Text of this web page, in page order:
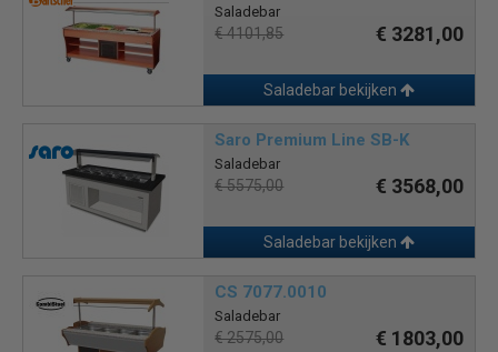
Saladebar
€ 4101,85 € 3281,00
Saladebar bekijken
Saro Premium Line SB-K
Saladebar
€ 5575,00 € 3568,00
Saladebar bekijken
CS 7077.0010
Saladebar
€ 2575,00 € 1803,00